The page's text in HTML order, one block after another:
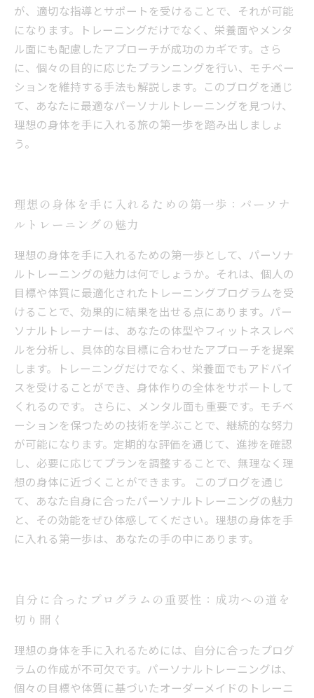
が、適切な指導とサポートを受けることで、それが可能
になります。トレーニングだけでなく、栄養面やメンタ
ル面にも配慮したアプローチが成功のカギです。さら
に、個々の目的に応じたプランニングを行い、モチベー
ションを維持する手法も解説します。このブログを通じ
て、あなたに最適なパーソナルトレーニングを見つけ、
理想の身体を手に入れる旅の第一歩を踏み出しましょ
う。
理想の身体を手に入れるための第一歩：パーソナ
ルトレーニングの魅力
理想の身体を手に入れるための第一歩として、パーソナ
ルトレーニングの魅力は何でしょうか。それは、個人の
目標や体質に最適化されたトレーニングプログラムを受
けることで、効果的に結果を出せる点にあります。パー
ソナルトレーナーは、あなたの体型やフィットネスレベ
ルを分析し、具体的な目標に合わせたアプローチを提案
します。トレーニングだけでなく、栄養面でもアドバイ
スを受けることができ、身体作りの全体をサポートして
くれるのです。 さらに、メンタル面も重要です。モチベ
ーションを保つための技術を学ぶことで、継続的な努力
が可能になります。定期的な評価を通じて、進捗を確認
し、必要に応じてプランを調整することで、無理なく理
想の身体に近づくことができます。 このブログを通じ
て、あなた自身に合ったパーソナルトレーニングの魅力
と、その効能をぜひ体感してください。理想の身体を手
に入れる第一歩は、あなたの手の中にあります。
自分に合ったプログラムの重要性：成功への道を
切り開く
理想の身体を手に入れるためには、自分に合ったプログ
ラムの作成が不可欠です。パーソナルトレーニングは、
個々の目標や体質に基づいたオーダーメイドのトレーニ